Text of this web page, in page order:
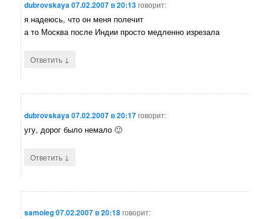
dubrovskaya07.02.2007 в 20:13говорит:
я надеюсь, что он меня полечит
а то Москва после Индии просто медленно изрезала
Ответить ↓
dubrovskaya 07.02.2007 в 20:17говорит:
угу, дорог было немало 🙂
Ответить ↓
samoleg07.02.2007 в 20:18говорит: